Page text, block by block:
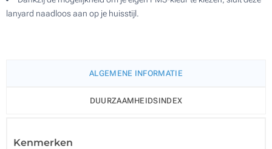
lanyard naadloos aan op je huisstijl.
ALGEMENE INFORMATIE
DUURZAAMHEIDSINDEX
Kenmerken